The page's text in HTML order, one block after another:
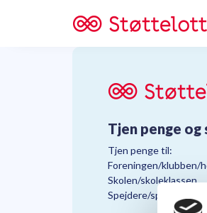
Tjen penge
Tjen penge til:
Foreningen/klubben/
Skolen/skoleklassen
Spejdere/